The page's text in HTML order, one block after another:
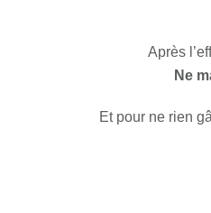
Après
Ne
Et pour ne rien